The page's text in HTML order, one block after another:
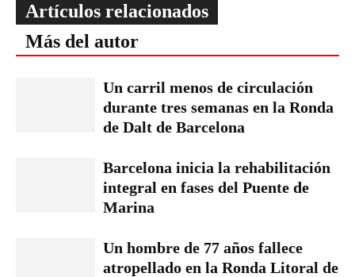
Artículos relacionados
Más del autor
Un carril menos de circulación
durante tres semanas en la Ronda
de Dalt de Barcelona
Barcelona inicia la rehabilitación
integral en fases del Puente de
Marina
Un hombre de 77 años fallece
atropellado en la Ronda Litoral de